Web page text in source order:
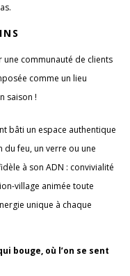
une communauté de clients
comme un lieu
saison !
bâti un espace authentique
du feu, un verre ou une
à son ADN : convivialité
village animée toute
unique à chaque
bouge, où l’on se sent